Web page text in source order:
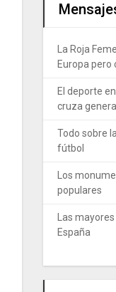
La Roja
Europa pero
El deporte
cruza
Todo sobre
fútbol
Los
populares
Las
España